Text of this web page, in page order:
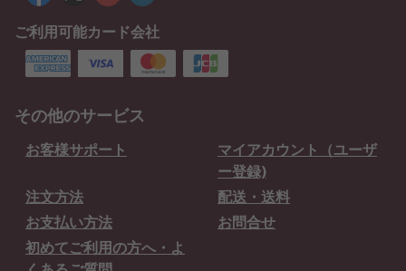
ご利用可能カード会社
その他のサービス
お客様サポート
マイアカウント（ユーザ
ー登録)
注文方法
配送・送料
お支払い方法
お問合せ
初めてご利用の方へ・よ